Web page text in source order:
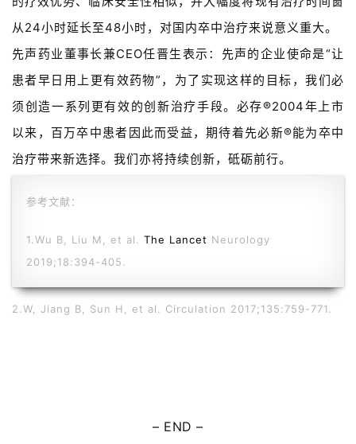
彩
活
动
D
投
资
台
时
代
登录 注册
从24小时延长至48小时，对国内卒中治疗来说意义重大。
先声药业董事长兼CEO任晋生表示：先声的企业使命是“让
患者早日用上更有效药物”，为了实现这样的目标，我们必
须创造一系列更有效的创新治疗手段。必存®2004年上市
以来，百万卒中患者因此而受益，期待着先必新®能为卒中
治疗带来新选择。我们亦将持续创新，砥砺前行。
参考文献：
1.Wu B, Liu M, et al. The Lancet Neurology
2019;18:394-405.
2.W, Jiang B, Sun H, et al. Circulation 2017;135:759-771.
– END –